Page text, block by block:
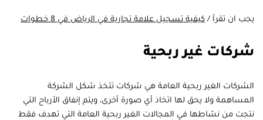
يجب ان تقرأ / كيفية تسجيل علامة تجارية في الرياض في 8 خطوات
شركات غير ربحية
الشركات الغير ربحية العامة هي شركات تتخذ شكل الشركة
المساهمة ولا يحق لها اتخاذ أي صورة أخرى، ويتم إنفاق الأرباح التي
نتجت من نشاطها في المجالات الغير ربحية العامة التي تهدف فقط